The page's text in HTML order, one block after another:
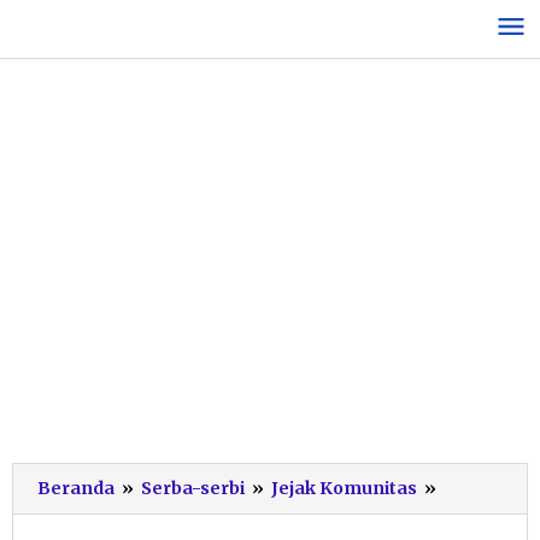
konten
Beranda » Serba-serbi » Jejak Komunitas »
Pewarta